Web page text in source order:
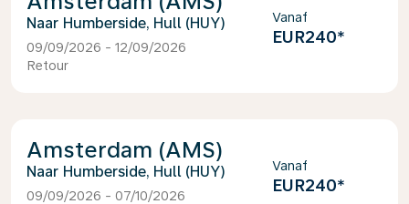
Humberside, Hull (HUY)
09/09/2026 - 12/09/2026
Retour
Vanaf
EUR240*
Amsterdam (AMS)
Humberside, Hull (HUY)
09/09/2026 - 07/10/2026
Vanaf
EUR240*